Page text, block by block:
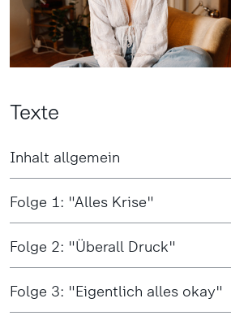
Texte
Inhalt allgemein
Folge 1: "Alles Krise"
Folge 2: "Überall Druck"
Folge 3: "Eigentlich alles okay"